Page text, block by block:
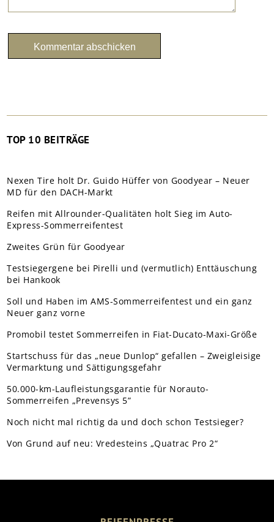
TOP 10 BEITRÄGE
Nexen Tire holt Dr. Guido Hüffer von Goodyear – Neuer
MD für den DACH-Markt
Reifen mit Allrounder-Qualitäten holt Sieg im Auto-
Express-Sommerreifentest
Zweites Grün für Goodyear
Testsiegergene bei Pirelli und (vermutlich) Enttäuschung
bei Hankook
Soll und Haben im AMS-Sommerreifentest und ein ganz
Neuer ganz vorne
Promobil testet Sommerreifen in Fiat-Ducato-Maxi-Größe
Startschuss für das „neue Dunlop“ gefallen – Zweigleisige
Vermarktung und Sättigungsgefahr
50.000-km-Laufleistungsgarantie für Norauto-
Sommerreifen „Prevensys 5”
Noch nicht mal richtig da und doch schon Testsieger?
Von Grund auf neu: Vredesteins „Quatrac Pro 2“